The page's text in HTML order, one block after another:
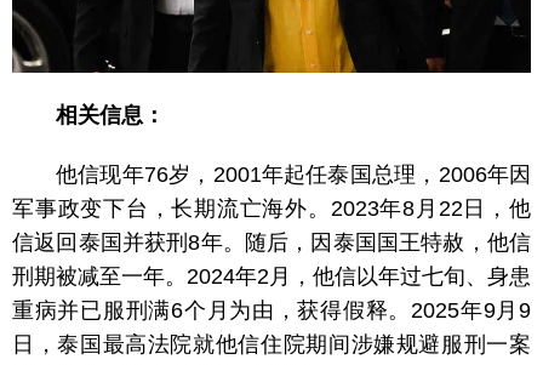
相关信息：
他信现年76岁，2001年起任泰国总理，2006年因
军事政变下台，长期流亡海外。2023年8月22日，他
信返回泰国并获刑8年。随后，因泰国国王特赦，他信
刑期被减至一年。2024年2月，他信以年过七旬、身患
重病并已服刑满6个月为由，获得假释。2025年9月9
日，泰国最高法院就他信住院期间涉嫌规避服刑一案